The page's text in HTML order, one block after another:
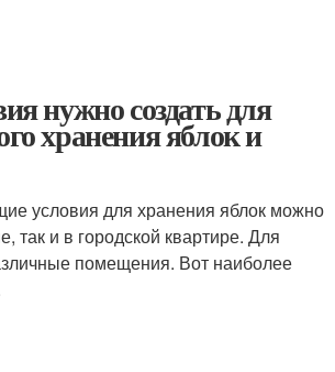
нужно создать для
хранения яблок и
условия для хранения яблок можно
так и в городской квартире. Для
помещения. Вот наиболее